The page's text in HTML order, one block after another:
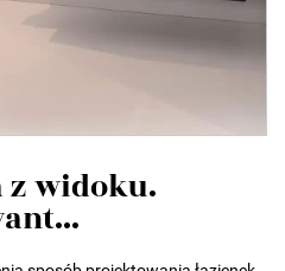
z widoku.